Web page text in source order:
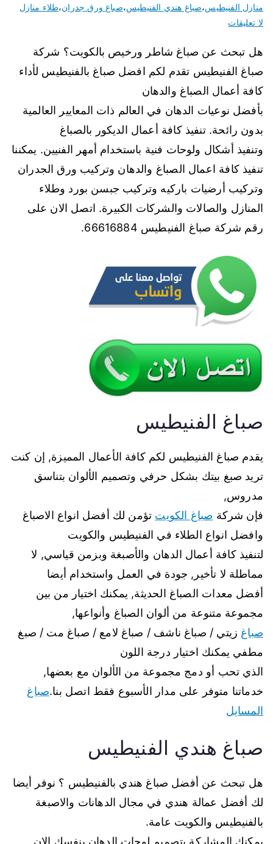
منازل الفنيطيس،صباغ هندي الفنيطيس،صباغ ورق جدران،طلاء منازل
لا تعليقات
هل تبحث عن صباغ شاطر ورخيص بالكويت؟ شركة
صباغ الفنيطيس تقدم لكم افضل صباغ بالفنيطيس لأداء
كافة أعمال الصباغ والدهان
بأفضل نوعيات الدهان في العالم ذات المعايير العالمية
بدون رائحة. تنفيذ كافة أعمال الديكور بالصباغ
وتنفيذ أشكال ولوحات فنية باستخدام أمهر الفنيين. يمكننا
تنفيذ كافة اعمال الصباغ والدهان وتركيب ورق الجدران
وتركيب أرضيات باركيه وتركيب جبسن بورد وطلاء
المنازل والصالات والشركات الكبيرة. اتصل الان على
رقم شركة صباغ الفنيطيس 66616884.
صباغ الفنيطيس
يقدم صباغ الفنيطيس لكم كافة الأعمال المميزة, إن كنت
تريد صبغ بيتك بشكل حرفي وتصميم الألوان بتناسق
مدروس,
فإن شركة صباغ الكويت تؤمن لك أفضل انواع الاصباغ
وافضل انواع الطلاء في الفنيطيس والكويت
لتنفيذ كافة أعمال الدهان والأصبغة وبزمن قياسي, لا
مماطلة لا تأخير, جودة في العمل واستخدام أيضا
أفضل معدات الصباغ الحديثة, يمكنك اختيار من بين
مجموعة متنوعة من ألوان الصباغ وأنواعها,
صباغ زيتي / صباغ ناشف / صباغ لامع / صباغ مت / صبغ
مطفي يمكنك اختيار درجة اللون
الذي تحب أو دمج مجموعة من الألوان مع بعضها,
خدماتنا متوفر على مدار الأسبوع فقط اتصل بنا.صباغ
المسايل
صباغ هندي الفنيطيس
هل تبحث عن أفضل صباغ هندي بالفنيطيس ؟ نوفر أيضا
لك أفضل عمالة هندي في مجال الدهانات والاصبغة
بالفنيطيس والكويت عامة.
يمكنك المشاركة بتصميم لوحات الدهان بنفسك الان.